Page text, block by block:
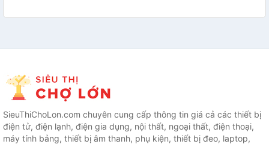
SieuThiChoLon.com chuyên cung cấp thông tin giá cả các thiết bị
điện tử, điện lạnh, điện gia dụng, nội thất, ngoại thất, điện thoại,
máy tính bảng, thiết bị âm thanh, phụ kiện, thiết bị đeo, laptop,